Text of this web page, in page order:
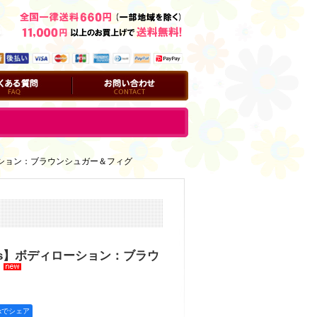
お問い合わせ
ョン：ブラウンシュガー＆フィグ
ボディローション：ブラウ
シェア